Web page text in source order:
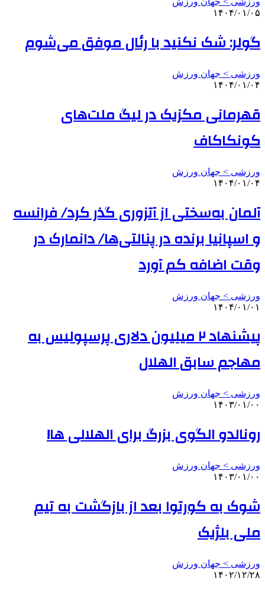
۱۴۰۴/۰۱/۰۵
گولر: شک نکنید با رئال موفق می‌شوم
ورزشی > جهان ورزش
۱۴۰۴/۰۱/۰۴
قهرمانی مکزیک در لیگ ملت‌های
کونکاکاف
ورزشی > جهان ورزش
۱۴۰۴/۰۱/۰۴
آلمان به‌سختی از آتزوری گذر کرد/ فرانسه
و اسپانیا برنده در پنالتی‌ها/ دانمارک در
وقت‌ اضافه کم آورد
ورزشی > جهان ورزش
۱۴۰۴/۰۱/۰۱
پیشنهاد ۲ میلیون دلاری پرسپولیس به
مهاجم سابق الهلال
ورزشی > جهان ورزش
۱۴۰۳/۰۱/۰۰
رونالدو الگوی بزرگ برای الهلالی ها!
ورزشی > جهان ورزش
۱۴۰۳/۰۱/۰۰
شوک به کورتوا بعد از بازگشت به تیم
ملی بلژیک
ورزشی > جهان ورزش
۱۴۰۲/۱۲/۲۸